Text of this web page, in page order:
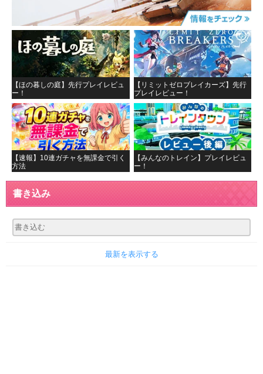
【ほの暮しの庭】先行プレイレビュ
ー！
【リミットゼロブレイカーズ】先行
プレイレビュー！
【速報】10連ガチャを無課金で引く
方法
【みんなのトレイン】プレイレビュ
ー！
書き込み
最新を表示する